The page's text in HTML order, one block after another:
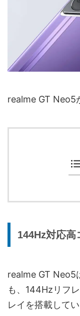
realme GT Neo5
144Hz対応高
realme GT Neo5
も、144Hzリフ
レイを搭載してい